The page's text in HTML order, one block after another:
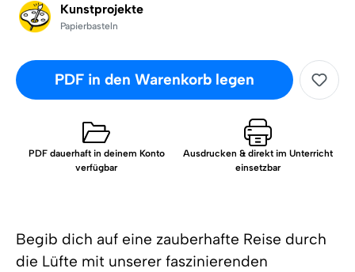
Begib dich auf eine zauberhafte Reise durch
die Lüfte mit unserer faszinierenden
Kunstprojekte
Papierbasteln
PDF in den Warenkorb legen
PDF dauerhaft in deinem Konto
verfügbar
Ausdrucken & direkt im Unterricht
einsetzbar